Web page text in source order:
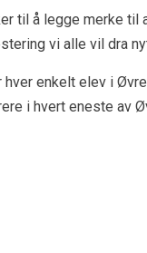
til å legge merke
vi alle vil dra
enkelt elev i
i hvert eneste av